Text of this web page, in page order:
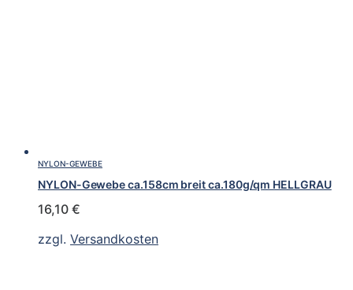
NYLON-GEWEBE
NYLON-Gewebe ca.158cm breit ca.180g/qm HELLGRAU
16,10 €
zzgl. Versandkosten